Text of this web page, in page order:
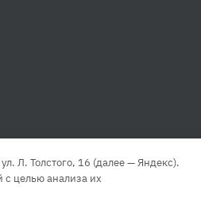
Л. Толстого, 16 (далее — Яндекс).
с целью анализа их